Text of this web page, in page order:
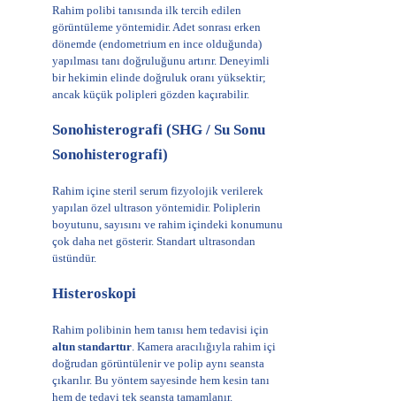
Rahim polibi tanısında ilk tercih edilen
görüntüleme yöntemidir. Adet sonrası erken
dönemde (endometrium en ince olduğunda)
yapılması tanı doğruluğunu artırır. Deneyimli
bir hekimin elinde doğruluk oranı yüksektir;
ancak küçük polipleri gözden kaçırabilir.
Sonohisterografi (SHG / Su Sonu
Sonohisterografi)
Rahim içine steril serum fizyolojik verilerek
yapılan özel ultrason yöntemidir. Poliplerin
boyutunu, sayısını ve rahim içindeki konumunu
çok daha net gösterir. Standart ultrasondan
üstündür.
Histeroskopi
Rahim polibinin hem tanısı hem tedavisi için
altın standarttır. Kamera aracılığıyla rahim içi
doğrudan görüntülenir ve polip aynı seansta
çıkarılır. Bu yöntem sayesinde hem kesin tanı
hem de tedavi tek seansta tamamlanır.